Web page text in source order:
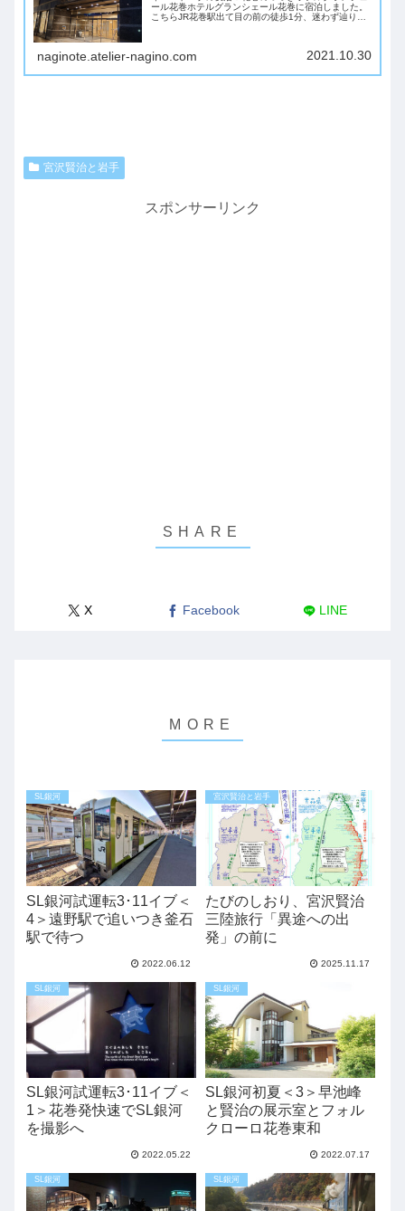
ール花巻ホテルグランシェール花巻に宿泊しました。
こちらJR花巻駅出て目の前の徒歩1分、迷わず辿り着
naginote.atelier-nagino.com 2021.10.30
宮沢賢治と岩手
スポンサーリンク
X Facebook LINE
SL銀河
SL銀河試運転3･11イブ＜
4＞遠野駅で追いつき釜石
駅で待つ
2022.06.12
宮沢賢治と岩手
たびのしおり、宮沢賢治
三陸旅行「異途への出
発」の前に
2025.11.17
SL銀河
SL銀河試運転3･11イブ＜
1＞花巻発快速でSL銀河
を撮影へ
2022.05.22
SL銀河
SL銀河初夏＜3＞早池峰
と賢治の展示室とフォル
クローロ花巻東和
2022.07.17
SL銀河 SL銀河